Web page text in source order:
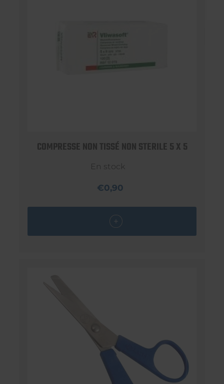
COMPRESSE NON TISSÉ NON STERILE 5 X 5
En stock
€0,90